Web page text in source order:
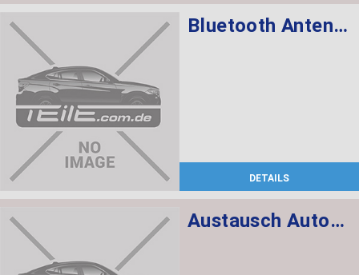
Bluetooth Antenne
DETAILS
Austausch Automatikgetriebe EH GA6HP26Z 104.800km 200KW 272PS